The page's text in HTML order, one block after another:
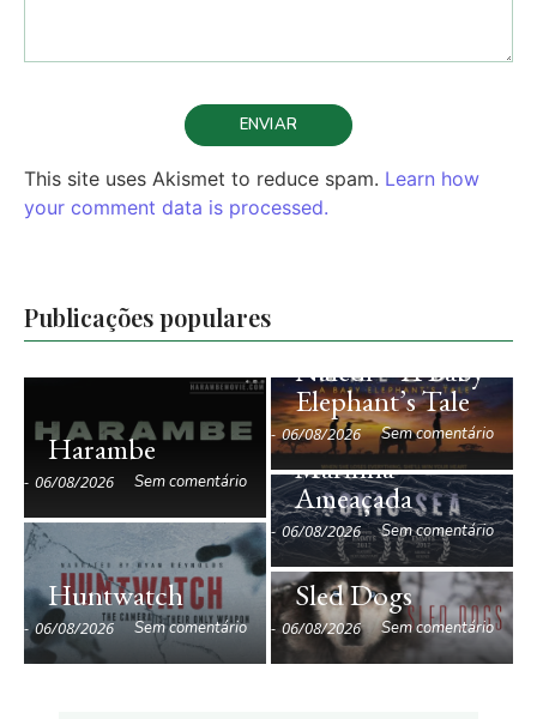
This site uses Akismet to reduce spam. Learn how
your comment data is processed.
Publicações populares
Harambe
- 06/08/2026 Sem comentário
Huntwatch
- 06/08/2026 Sem comentário
Naledi – A Baby
Elephant’s Tale
- 06/08/2026 Sem comentário
Sonic Sea –
Ruídos no
Oceano: Vida
Marinha
Ameaçada
- 06/08/2026 Sem comentário
Sled Dogs
- 06/08/2026 Sem comentário